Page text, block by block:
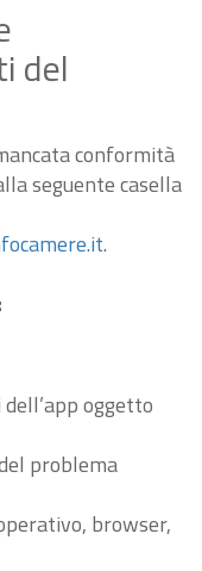
del
conformità
seguente casella
.
oggetto
problema
browser,